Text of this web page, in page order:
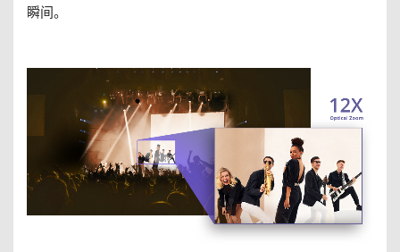
瞬间。